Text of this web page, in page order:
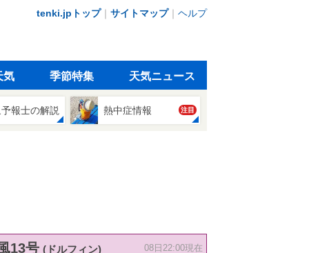
tenki.jpトップ｜ サイトマップ｜ ヘルプ
気 季節特集 天気ニュース
報士の解説 熱中症情報 注目
13号 (ドルフィン) 08日22:00現在